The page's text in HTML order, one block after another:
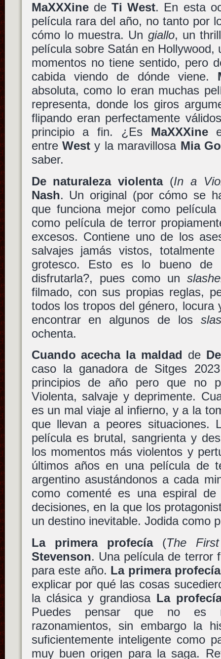
MaXXXinede Ti West. En esta
película rara del año, no tanto por
cómo lo muestra. Un giallo, un
película sobre Satán en Hollywood,
momentos no tiene sentido, pero
cabida viendo de dónde viene.
absoluta, como lo eran muchas
representa, donde los giros
flipando eran perfectamente
principio a fin. ¿Es MaXXXine
entre Westy la maravillosa Mia
saber.
De naturaleza violenta(In a
Nash. Un original (por cómo se
que funciona mejor como
como película de terror
excesos. Contiene uno de los
salvajes jamás vistos,
grotesco. Esto es lo bueno
disfrutarla?, pues como un
filmado, con sus propias reglas,
todos los tropos del género, locura
encontrar en algunos de los
ochenta.
Cuando acecha la maldad de
caso la ganadora de Sitges
principios de año pero que no
Violenta, salvaje y deprimente.
es un mal viaje al infierno, y a la
que llevan a peores situaciones.
película es brutal, sangrienta y
los momentos más violentos y
últimos años en una película de
argentino asustándonos a cada
como comenté es una espiral
decisiones, en la que los
un destino inevitable. Jodida como
La primera profecía(The
Stevenson. Una película de terror
para este año. La primera profecía
explicar por qué las cosas
la clásica y grandiosa La
Puedes pensar que no es
razonamientos, sin embargo la
suficientemente inteligente como
muy buen origen para la saga.